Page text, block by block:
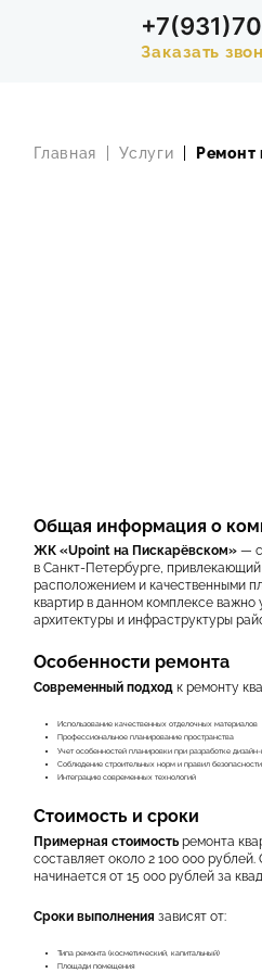
Заказать
Главная Услуги
Общая информация о
ЖК «Upoint на Пискарёвском»—
в Санкт-Петербурге,
расположением и качественными
квартир в данном комплексе важно
архитектуры и инфраструктуры
Особенности ремонта
Современный подходк ремонту
Использование качественных отделочных материалов
Профессиональное планирование пространства
Учет особенностей планировки при разработке
Соблюдение строительных норм и правил безопасности
Интеграцию современных технологий
Стоимость и сроки
Примерная стоимостьремонта
составляет около 2 100 000
начинается от 15 000 рублей за
Сроки выполнения зависят от:
Типа ремонта (косметический, капитальный)
Площади помещения